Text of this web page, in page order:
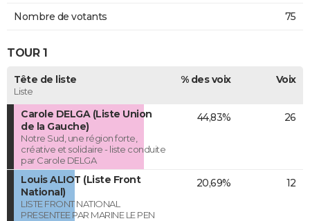
Nombre de votants 75
TOUR 1
Tête de liste
Liste
% des voix Voix
Carole DELGA (Liste Union
de la Gauche)
Notre Sud, une région forte,
créative et solidaire - liste conduite
par Carole DELGA
44,83% 26
Louis ALIOT (Liste Front
National)
LISTE FRONT NATIONAL
PRESENTEE PAR MARINE LE PEN
20,69% 12